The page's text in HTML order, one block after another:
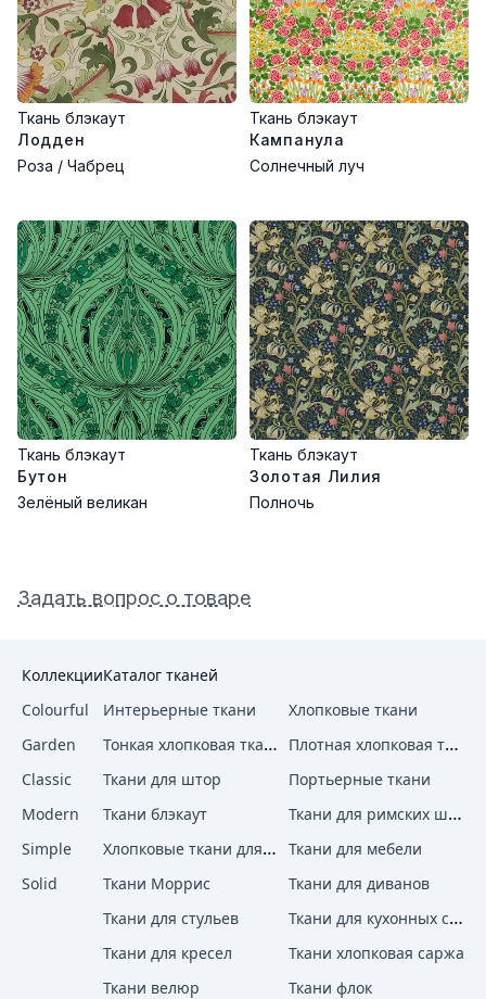
Ткань блэкаут
Лодден
Роза / Чабрец
Ткань блэкаут
Кампанула
Солнечный луч
Ткань блэкаут
Бутон
Зелёный великан
Ткань блэкаут
Золотая Лилия
Полночь
Задать вопрос о товаре
Коллекции
Colourful
Garden
Classic
Modern
Simple
Solid
Каталог тканей
Интерьерные ткани
Хлопковые ткани
Тонкая хлопковая ткань Плотная хлопковая ткань
Ткани для штор
Портьерные ткани
Ткани блэкаут
Ткани для римских штор
Хлопковые ткани для штор
Ткани для мебели
Ткани Моррис
Ткани для диванов
Ткани для стульев
Ткани для кухонных стульев
Ткани для кресел
Ткани хлопковая саржа
Ткани велюр
Ткани флок